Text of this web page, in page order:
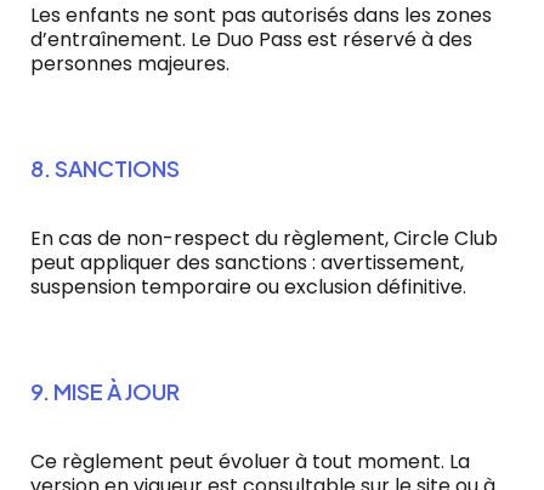
Les enfants ne sont pas autorisés dans les zones
d’entraînement. Le Duo Pass est réservé à des
personnes majeures.
8. SANCTIONS
En cas de non-respect du règlement, Circle Club
peut appliquer des sanctions : avertissement,
suspension temporaire ou exclusion définitive.
9. MISE À JOUR
Ce règlement peut évoluer à tout moment. La